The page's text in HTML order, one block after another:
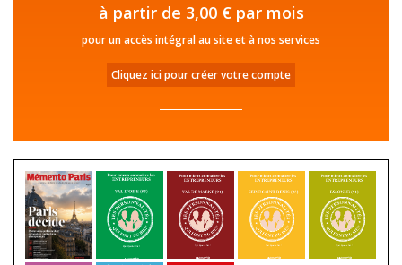
à partir de 3,00 € par mois
pour un accès intégral au site et à nos services
Cliquez ici pour créer votre compte